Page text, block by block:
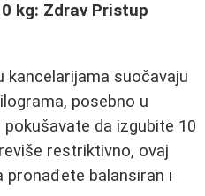
kg: Zdrav Pristup
kancelarijama suočavaju
posebno u
da izgubite 10
restriktivno, ovaj
pronađete balansiran i